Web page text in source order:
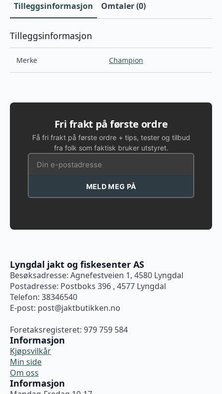
Tilleggsinformasjon Omtaler (0)
Tilleggsinformasjon
Merke Champion
Fri frakt på første ordre
Få fri frakt på første ordre + tips, tester og tilbud
fra folk som faktisk bruker utstyret.
MELD MEG PÅ
Lyngdal jakt og fiskesenter AS
Besøksadresse: Agnefestveien 1, 4580 Lyngdal
Postadresse: Postboks 396 , 4577 Lyngdal
Telefon: 38346540
E-post: post@jaktbutikken.no
Foretaksregisteret: 979 759 584
Informasjon
Kjøpsvilkår
Min side
Om oss
Informasjon